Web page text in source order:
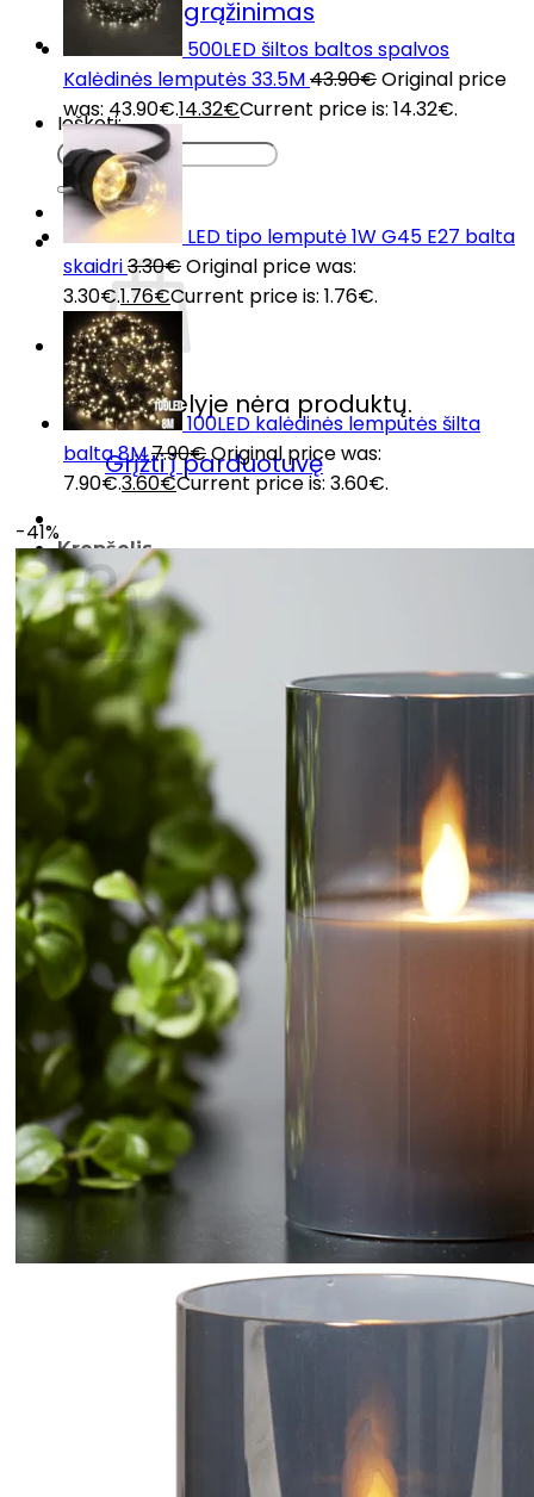
Prekių grąžinimas
Kontaktai
Ieškoti:
Krepšelyje nėra produktų.
Grįžti į parduotuvę
Krepšelis
Krepšelyje nėra produktų.
Grįžti į parduotuvę
500LED šiltos baltos spalvos
Kalėdinės lemputės 33.5M43.90€Original price
was: 43.90€.14.32€Current price is: 14.32€.
LED tipo lemputė 1W G45 E27 balta
skaidri3.30€Original price was:
3.30€.1.76€Current price is: 1.76€.
100LED kalėdinės lemputės šilta
balta 8M7.90€Original price was:
7.90€.3.60€Current price is: 3.60€.
-41%